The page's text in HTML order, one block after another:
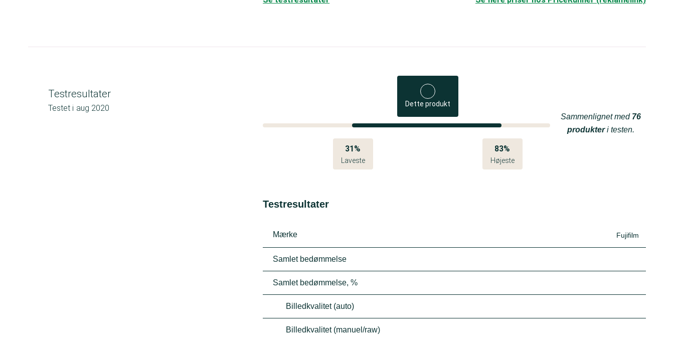
Testresultater
Testet i aug 2020 Dette produkt
31%
Laveste
83%
Højeste
Sammenlignet med 76
produkteri testen.
Testresultater
Mærke Fujifilm
Samlet bedømmelse
Samlet bedømmelse, %
Billedkvalitet (auto)
Billedkvalitet (manuel/raw)